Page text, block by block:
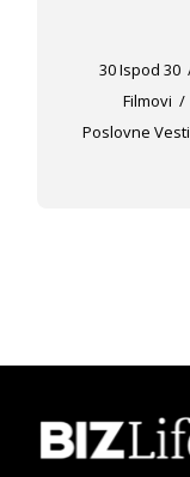
30 Ispod 30
Filmovi
Poslovne Vesti